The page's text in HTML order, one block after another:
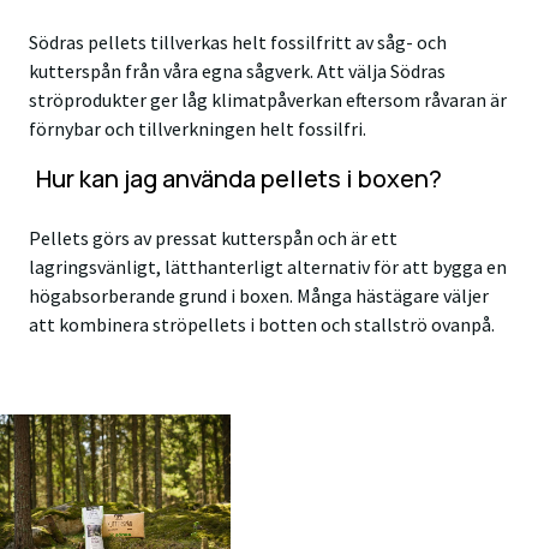
Södras pellets tillverkas helt fossilfritt av såg- och
kutterspån från våra egna sågverk. Att välja Södras
ströprodukter ger låg klimatpåverkan eftersom råvaran är
förnybar och tillverkningen helt fossilfri.
Hur kan jag använda pellets i boxen?
Pellets görs av pressat kutterspån och är ett
lagringsvänligt, lätthanterligt alternativ för att bygga en
högabsorberande grund i boxen. Många hästägare väljer
att kombinera ströpellets i botten och stallströ ovanpå.